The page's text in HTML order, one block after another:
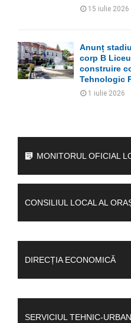
15 iulie 2026
Anunț
corp B
construire
Tehnologic
1 iulie 2026
MONITORUL OFICIAL
CONSILIUL LOCAL AL
DIRECȚIA ECONOMICĂ
SERVICIUL TEHNIC-